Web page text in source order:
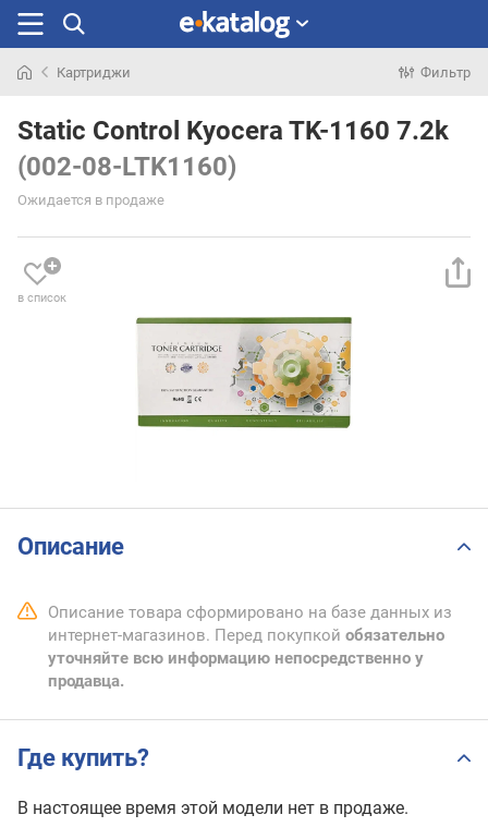
раньше
Картриджи Фильтр
Static Control Kyocera TK-1160 7.2k
(002-08-LTK1160)
Ожидается в продаже
в список
Описание
Описание товара сформировано на базе данных из
интернет-магазинов. Перед покупкой обязательно
уточняйте всю информацию непосредственно у
продавца.
Где купить?
В настоящее время этой модели нет в продаже.